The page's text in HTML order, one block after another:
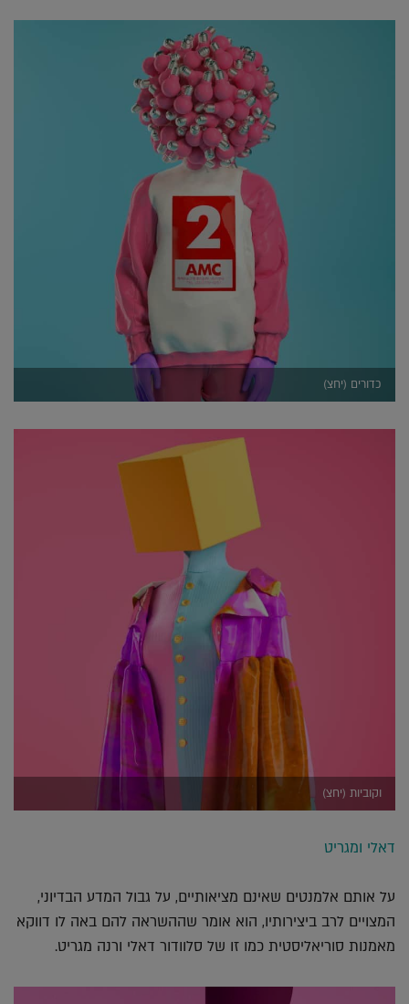
כדורים (יחצ)
וקוביות (יחצ)
דאלי ומגריט
על אותם אלמנטים שאינם מציאותיים, על גבול המדע הבדיוני,
המצויים לרב ביצירותיו, הוא אומר שההשראה להם באה לו דווקא
מאמנות סוריאליסטית כמו זו של סלוודור דאלי ורנה מגריט.